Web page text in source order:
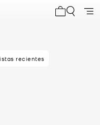
191 vendidos
recientes